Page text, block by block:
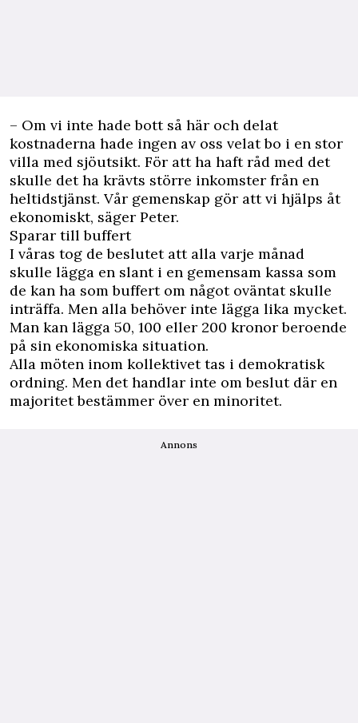
– Om vi inte hade bott så här och delat
kostnaderna hade ingen av oss velat bo i en stor
villa med sjöutsikt. För att ha haft råd med det
skulle det ha krävts större inkomster från en
heltidstjänst. Vår gemenskap gör att vi hjälps åt
ekonomiskt, säger Peter.
Sparar till buffert
I våras tog de beslutet att alla varje månad
skulle lägga en slant i en gemensam kassa som
de kan ha som buffert om något oväntat skulle
inträffa. Men alla behöver inte lägga lika mycket.
Man kan lägga 50, 100 eller 200 kronor beroende
på sin ekonomiska situation.
Alla möten inom kollektivet tas i demokratisk
ordning. Men det handlar inte om beslut där en
majoritet bestämmer över en minoritet.
Annons